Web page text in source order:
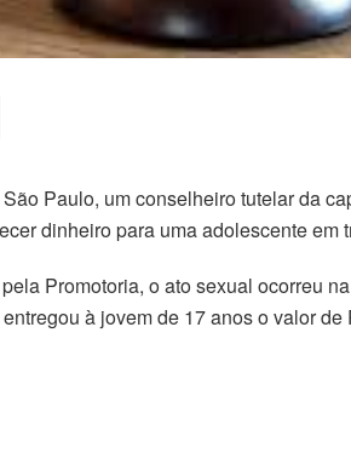
Paulo, um conselheiro tutelar da
dinheiro para uma adolescente em
Promotoria, o ato sexual ocorreu
à jovem de 17 anos o valor